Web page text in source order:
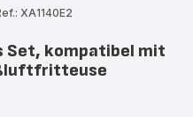
XA1140E2
Set, kompatibel mit